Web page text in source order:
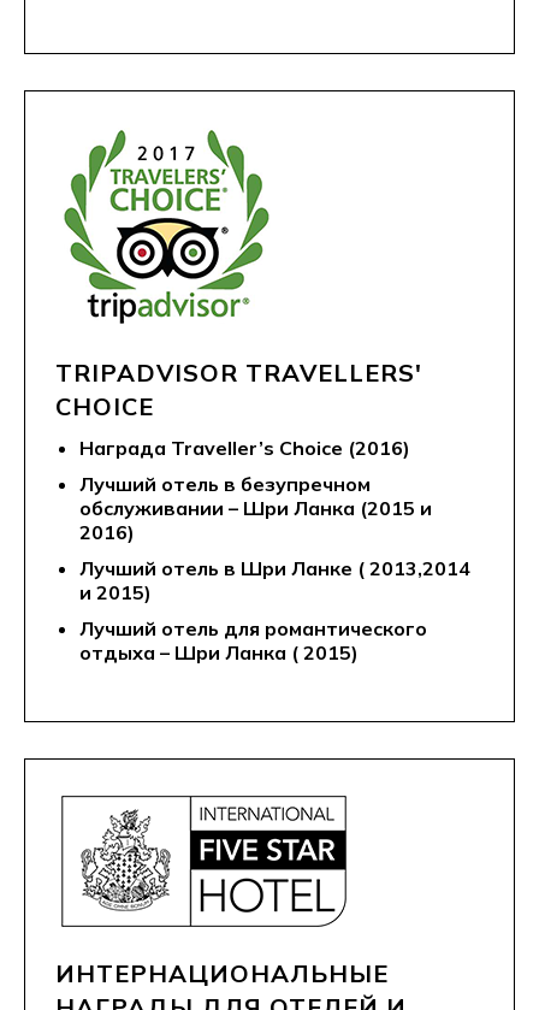
TRIPADVISOR TRAVELLERS'
CHOICE
Награда Traveller’s Choice (2016)
Лучший отель в безупречном
обслуживании – Шри Ланка (2015 и
2016)
Лучший отель в Шри Ланке ( 2013,2014
и 2015)
Лучший отель для романтического
отдыха – Шри Ланка ( 2015)
ИНТЕРНАЦИОНАЛЬНЫЕ